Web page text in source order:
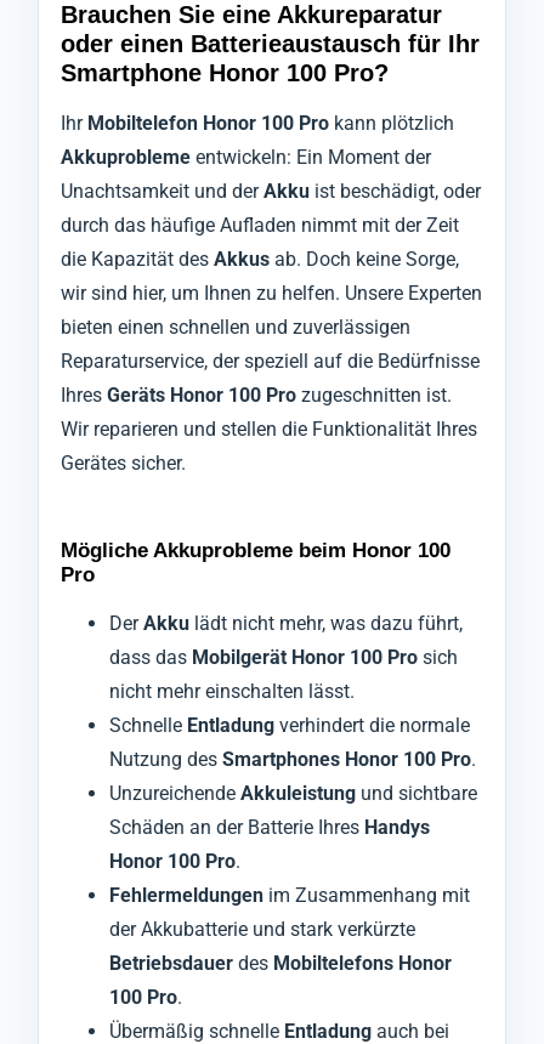
Brauchen Sie eine Akkureparatur
oder einen Batterieaustausch für Ihr
Smartphone Honor 100 Pro?
Ihr Mobiltelefon Honor 100 Pro kann plötzlich
Akkuprobleme entwickeln: Ein Moment der
Unachtsamkeit und derAkku ist beschädigt, oder
durch das häufige Aufladen nimmt mit der Zeit
die Kapazität des Akkus ab. Doch keine Sorge,
wir sind hier, um Ihnen zu helfen. Unsere Experten
bieten einen schnellen und zuverlässigen
Reparaturservice, der speziell auf die Bedürfnisse
Ihres Geräts Honor 100 Pro zugeschnitten ist.
Wir reparieren und stellen die Funktionalität Ihres
Gerätes sicher.
Mögliche Akkuprobleme beim Honor 100
Pro
DerAkku lädt nicht mehr, was dazu führt,
dass das Mobilgerät Honor 100 Pro sich
nicht mehr einschalten lässt.
Schnelle Entladung verhindert die normale
Nutzung des Smartphones Honor 100 Pro.
Unzureichende Akkuleistung und sichtbare
Schäden an der Batterie Ihres Handys
Honor 100 Pro.
Fehlermeldungen im Zusammenhang mit
der Akkubatterie und stark verkürzte
Betriebsdauer des Mobiltelefons Honor
100 Pro.
Übermäßig schnelle Entladung auch bei